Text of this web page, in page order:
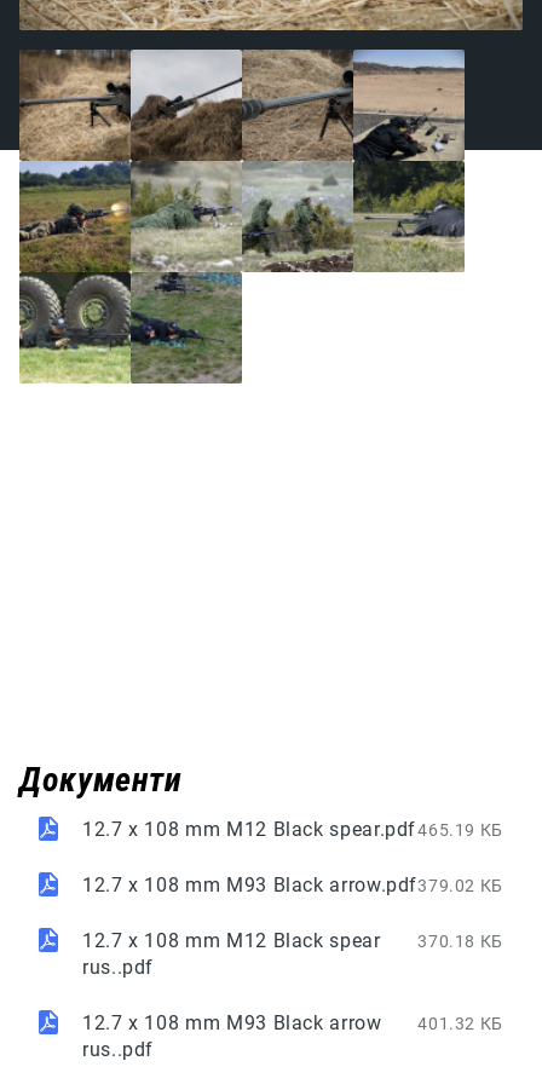
Документи
12.7 x 108 mm M12 Black spear.pdf465.19 КБ
12.7 x 108 mm M93 Black arrow.pdf379.02 КБ
12.7 x 108 mm M12 Black spear
rus..pdf
370.18 КБ
12.7 x 108 mm M93 Black arrow
rus..pdf
401.32 КБ